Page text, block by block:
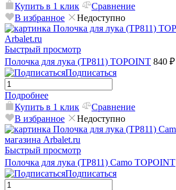
Купить в 1 клик
Сравнение
В избранное
Недоступно
Быстрый просмотр
Полочка для лука (TP811) TOPOINT 840 ₽
Подписаться
Подробнее
Купить в 1 клик
Сравнение
В избранное
Недоступно
Быстрый просмотр
Полочка для лука (TP811) Camo TOPOINT
Подписаться